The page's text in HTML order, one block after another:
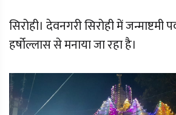
सिरोही। देवनगरी सिरोही में जन्माष्टमी
हर्षोल्लास से मनाया जा रहा है।